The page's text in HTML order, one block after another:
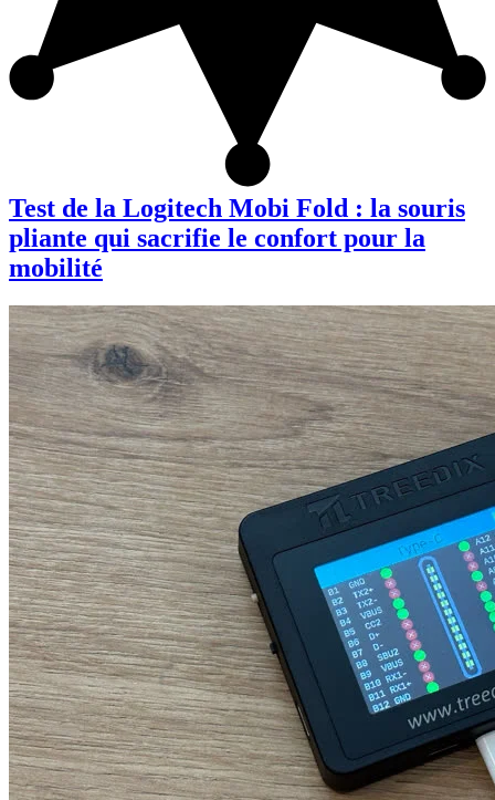
Test de la Logitech Mobi Fold : la souris
pliante qui sacrifie le confort pour la
mobilité